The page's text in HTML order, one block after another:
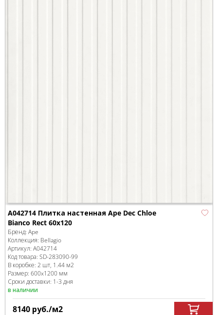
A042714 Плитка настенная Ape Dec Chloe
Bianco Rect 60x120
Бренд: Ape
Коллекция: Bellagio
Артикул: A042714
Код товара: SD-283090-99
В коробке: 2 шт, 1.44 м2
Размер: 600x1200 мм
Сроки доставки: 1-3 дня
в наличии
8140 руб./м2